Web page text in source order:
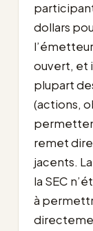
dollars
ouvert, et
plupart
(actions,
remet
jacents.
la SEC
à